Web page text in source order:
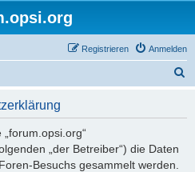
Anmelden
Registrieren
„der Betreiber“) die Daten
Besuchs gesammelt werden.